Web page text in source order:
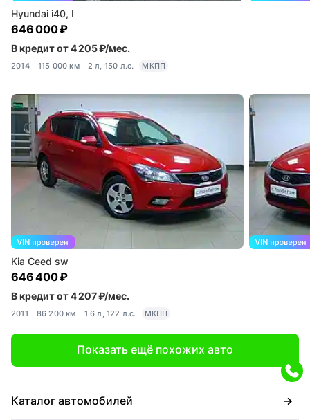
Hyundai i40, I
646 000 ₽
В кредит от 4 205 ₽/мес.
2014 115 000 км 2 л, 150 л.с. МКПП
Kia Ceed sw
646 400 ₽
В кредит от 4 207 ₽/мес.
2011 86 200 км 1.6 л, 122 л.с. МКПП
Показать ещё похожих авто
Каталог автомобилей